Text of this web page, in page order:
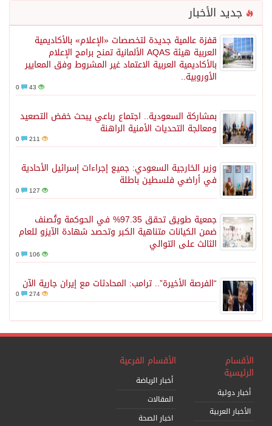
جديد الأخبار
قفزة عالمية جديدة لتخصصات «الإعلام» بالأكاديمية
العربية هيئة AQAS الألمانية تمنح برامج الإعلام
بالأكاديمية العربية الاعتماد غير المشروط وفق المعايير
الأوروبية..
43
بمشاركة السعودية.. اجتماع رباعي يبحث خفض التصعيد
ومعالجة التحديات الأمنية الراهنة
211
وزير الخارجية السعودي: جميع إجراءات إسرائيل الأحادية
في أراضي فلسطين باطلة
127
جمعية طويق تحقق 97.35% في الحوكمة وتُصنف
ضمن الكيانات متناهية الكبر وتحصد شهادة الآيزو للعام
الثالث على التوالي
106
“الفرصة الأخيرة”.. ترامب: المحادثات مع إيران جارية الآن
274
الأقسام
الرئيسية
أخبار دولية
الأخبار العربية
الأقسام الفرعية
أخبار الرياضة
المقالات
اخبار الصحة